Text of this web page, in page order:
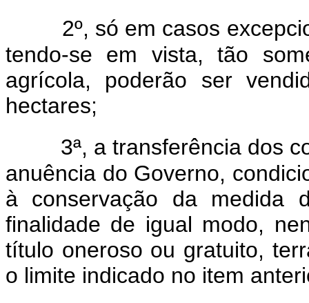
2º, só em casos
tendo-se em vista, tão
agrícola, poderão ser
hectares;
3ª, a transferência dos
anuência do Governo,
à conservação da medida
finalidade de igual modo,
título oneroso ou gratuito,
o limite indicado no item